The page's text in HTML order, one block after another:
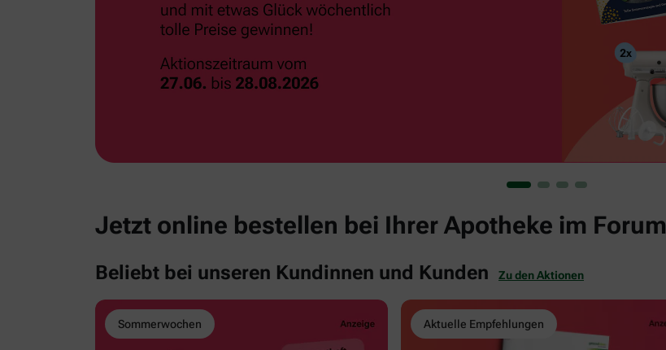
Jetzt online bestellen bei Ihrer Apotheke im Forum
Beliebt bei unseren Kundinnen und Kunden Zu den Aktionen
Sommerwochen Aktuelle Empfehlungen